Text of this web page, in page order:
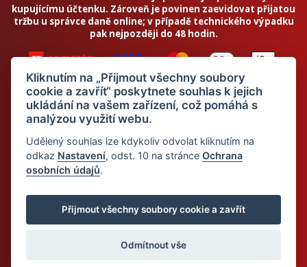
kupujícímu účtenku. Zároveň je povinen zaevidovat přijatou
tržbu u správce daně online; v případě technického výpadku
pak nejpozději do 48 hodin.
Chci odebírat newsletter
© 2026 Dietalegre - bílkovinná dieta pro zdravé hubnutí
Kliknutím na „Přijmout všechny soubory
cookie a zavřít“ poskytnete souhlas k jejich
ukládání na vašem zařízení, což pomáhá s
analýzou využití webu.
Udělený souhlas lze kdykoliv odvolat kliknutím na
odkaz Nastavení, odst. 10 na stránceOchrana
osobních údajů.
Přijmout všechny soubory cookie a zavřít
Odmítnout vše